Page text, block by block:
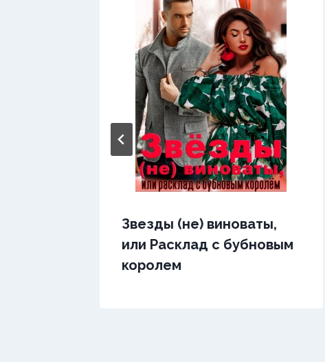
Звезды (не) виноваты,
или Расклад с бубновым
королем